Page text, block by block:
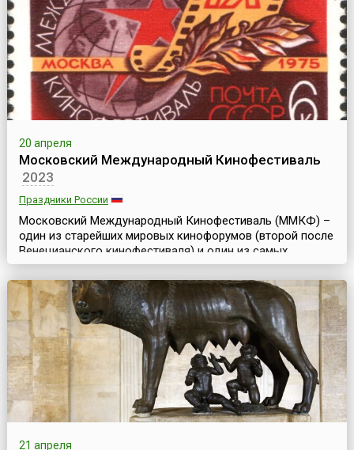
туманный Альбион может похвастать своей любовью к
этому замечательному...
20 апреля
Московский Международный Кинофестиваль
2023
Праздники России
Московский Международный Кинофестиваль (ММКФ) –
один из старейших мировых кинофорумов (второй после
Венецианского кинофестиваля) и один из самых
представительных киносмотров в мире наряду с
кинофестивалями в Берлине, Каннах, Венеции, Сан-
Себастьяне и Карловых Варах. Он был создан в целях
развития культурного обмена, взаимопонимания между
народами и сотрудничества между кинематографистами
всего мир...
21 апреля